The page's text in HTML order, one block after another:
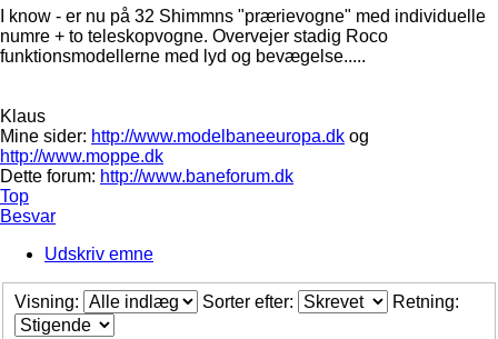
I know - er nu på 32 Shimmns "prærievogne" med individuelle
numre + to teleskopvogne. Overvejer stadig Roco
funktionsmodellerne med lyd og bevægelse.....
Klaus
Mine sider: http://www.modelbaneeuropa.dk og
http://www.moppe.dk
Dette forum: http://www.baneforum.dk
Top
Besvar
Udskriv emne
Visning: Sorter efter: Retning: